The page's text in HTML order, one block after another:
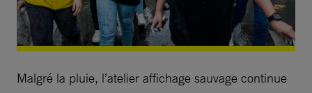
Malgré la pluie, l’atelier affichage sauvage continue